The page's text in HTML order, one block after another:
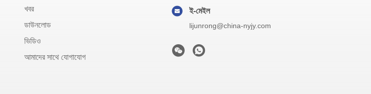
খবর
ডাউনলোড
ভিডিও
আমাদের সাথে যোগাযোগ
ই-মেইল
lijunrong@china-nyjy.com